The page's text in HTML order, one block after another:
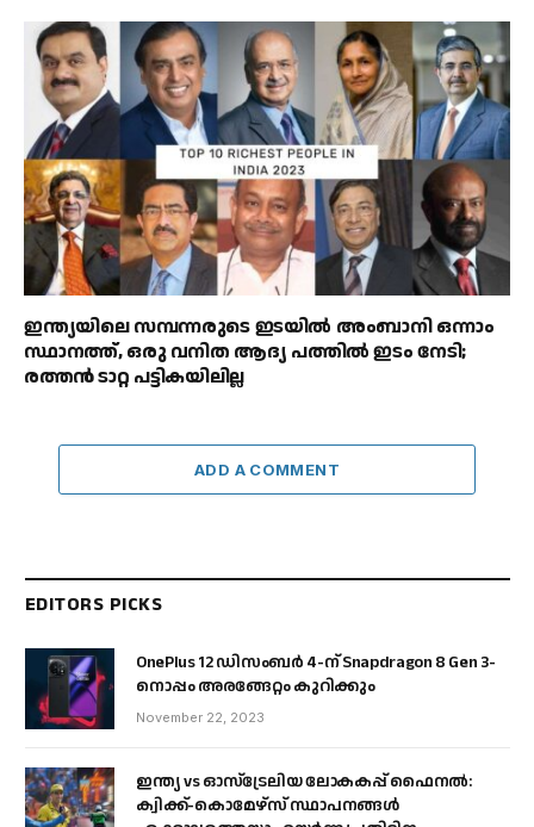
ഇന്ത്യയിലെ സമ്പന്നരുടെ ഇടയിൽ അംബാനി ഒന്നാം
സ്ഥാനത്ത്, ഒരു വനിത ആദ്യ പത്തിൽ ഇടം നേടി;
രത്തൻ ടാറ്റ പട്ടികയിലില്ല
ADD A COMMENT
EDITORS PICKS
OnePlus 12 ഡിസംബർ 4-ന് Snapdragon 8 Gen 3-
നൊപ്പം അരങ്ങേറ്റം കുറിക്കും
November 22, 2023
ഇന്ത്യ vs ഓസ്‌ട്രേലിയ ലോകകപ്പ് ഫൈനൽ:
ക്വിക്ക്-കൊമേഴ്‌സ് സ്ഥാപനങ്ങൾ